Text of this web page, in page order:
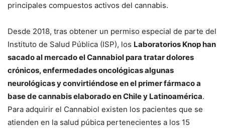
principales compuestos activos del cannabis.
Desde 2018, tras obtener un permiso especial de parte del
Instituto de Salud Pública (ISP), los Laboratorios Knop han
sacado al mercado el Cannabiol para tratar dolores
crónicos, enfermedades oncológicas algunas
neurológicas y convirtiéndose en el primer fármaco a
base de cannabis elaborado en Chile y Latinoamérica.
Para adquirir el Cannabiol existen los pacientes que se
atienden en la salud púbica pertenecientes a los 15